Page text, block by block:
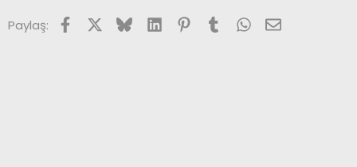
Paylaş: FacebookX (Twitter)
BlueskyLinkedInPinterest
TumblrWhatsApp
E-posta